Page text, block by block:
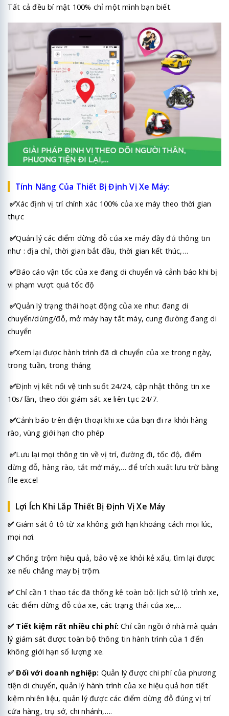
Tất cả đều bí mật 100% chỉ một mình bạn biết.
Tính Năng Của Thiết Bị Định Vị Xe Máy:
✅Xác định vị trí chính xác 100% của xe máy theo thời gian
thực
✅Quản lý các điểm dừng đỗ củaxe máy đầy đủ thông tin
như : địa chỉ, thời gian bắt đầu, thời gian kết thúc,…
✅Báo cáo vận tốc của xe đang di chuyển và cảnh báo khi bị
vi phạm vượt quá tốc độ
✅Quản lý trạng thái hoạt động của xe như: đang di
chuyển/dừng/đỗ, mở máy hay tắt máy, cung đường đang di
chuyển
✅Xem lại được hành trình đã di chuyển của xe trong ngày,
trong tuần, trong tháng
✅Định vị kết nối vệ tinh suốt 24/24, cập nhật thông tin xe
10s/ lần, theo dõi giám sát xe liên tục 24/7.
✅Cảnh báo trên điện thoại khi xe của bạn đi ra khỏi hàng
rào, vùng giới hạn cho phép
✅Lưu lại mọi thông tin về vị trí, đường đi, tốc độ, điểm
dừng đỗ, hàng rào, tắt mở máy,… để trích xuất lưu trữ bằng
file excel
Lợi Ích Khi Lắp Thiết Bị Định Vị Xe Máy
✅ Giám sát ô tô từ xa không giới hạn khoảng cách mọi lúc,
mọi nơi.
✅ Chống trộm hiệu quả, bảo vệ xe khỏi kẻ xấu, tìm lại được
xe nếu chẳng may bị trộm.
✅ Chỉ cần 1 thao tác đã thống kê toàn bộ: lịch sử lộ trình xe,
các điểm dừng đỗ của xe, các trạng thái của xe,…
✅ Tiết kiệm rất nhiều chi phí: Chỉ cần ngồi ở nhà mà quản
lý giám sát được toàn bộ thông tin hành trình của 1 đến
không giới hạn số lượng xe.
✅ Đối với doanh nghiệp: Quản lý được chi phí của phương
tiện di chuyển, quản lý hành trình của xe hiệu quả hơn tiết
kiệm nhiên liệu, quản lý được các điểm dừng đỗ đúng vị trí
cửa hàng, trụ sở, chi nhánh,….